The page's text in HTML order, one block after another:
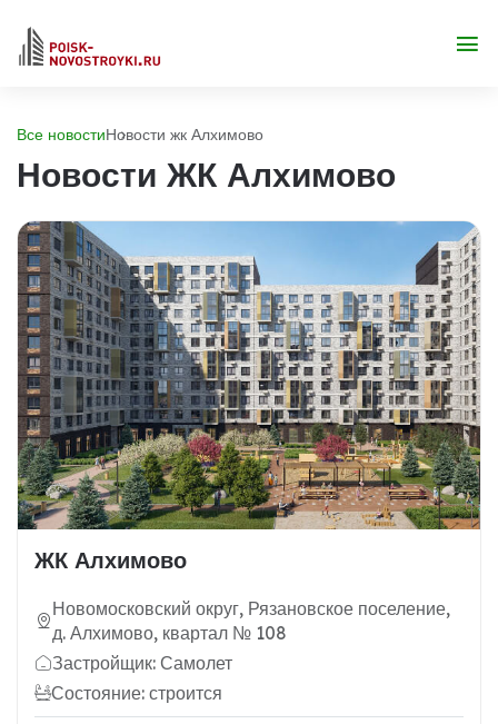
Все новостиНовости жк Алхимово
Новости ЖК Алхимово
ЖК Алхимово
Новомосковский округ, Рязановское поселение,
д. Алхимово, квартал № 108
Застройщик: Самолет
Состояние: строится